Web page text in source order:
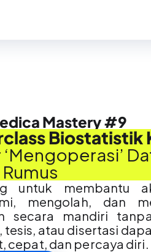
Mastery #9
Biostatistik
untuk membantu
mengolah, dan
secara mandiri
tesis, atau disertasi
cepat, dan percaya diri.